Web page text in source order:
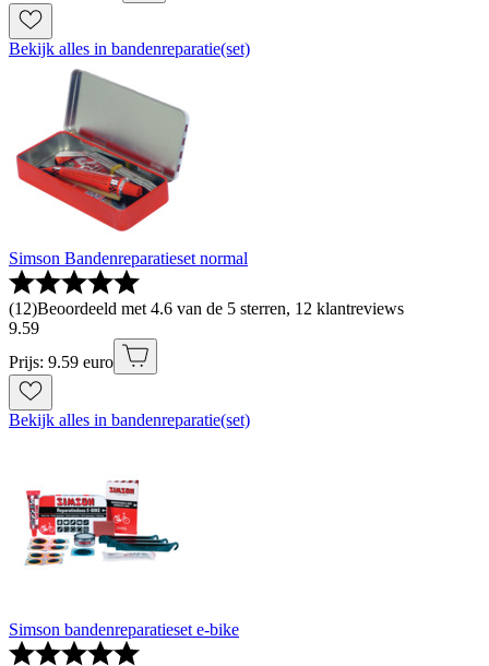
Bekijk alles in bandenreparatie(set)
Simson Bandenreparatieset normal
(12)Beoordeeld met 4.6 van de 5 sterren, 12 klantreviews
9.59
Prijs: 9.59 euro
Bekijk alles in bandenreparatie(set)
Simson bandenreparatieset e-bike